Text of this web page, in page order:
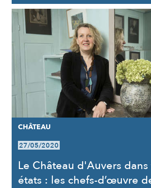
CHÂTEAU
27/05/2020
Le Château d'Auvers dans
états : les chefs-d’œuvre